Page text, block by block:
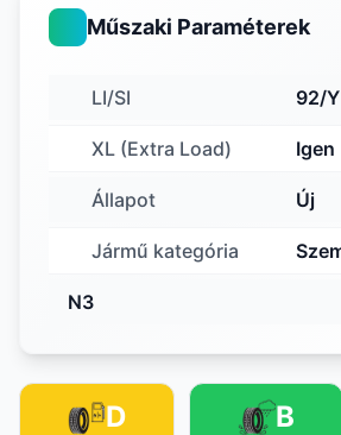
Műszaki Paraméterek
LI/SI 92/Y
XL (Extra Load) Igen
Állapot Új
Jármű kategória
N3
D B